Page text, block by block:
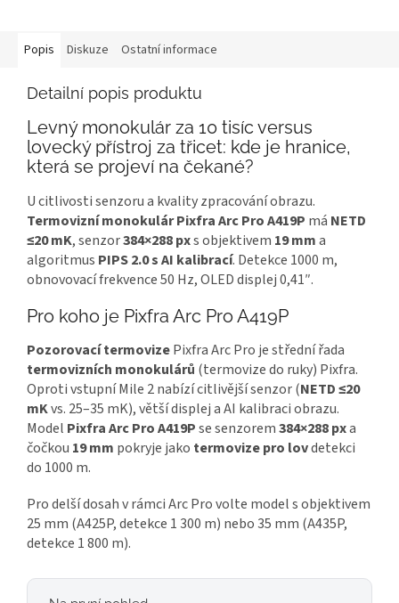
Popis Diskuze Ostatní informace
Detailní popis produktu
Levný monokulár za 10 tisíc versus
lovecký přístroj za třicet: kde je hranice,
která se projeví na čekané?
U citlivosti senzoru a kvality zpracování obrazu.
Termovizní monokulár Pixfra Arc Pro A419P má NETD
≤20 mK, senzor384×288 pxs objektivem 19 mma
algoritmus PIPS 2.0 s AI kalibrací. Detekce 1000 m,
obnovovací frekvence 50 Hz, OLED displej 0,41″.
Pro koho je Pixfra Arc Pro A419P
Pozorovací termovizePixfra Arc Pro je střední řada
termovizních monokulárů (termovize do ruky) Pixfra.
Oproti vstupní Mile 2 nabízí citlivější senzor (NETD ≤20
mKvs. 25–35 mK), větší displej a AI kalibraci obrazu.
Model Pixfra Arc Pro A419Pse senzorem384×288 pxa
čočkou 19 mm pokryje jako termovize pro lovdetekci
do 1000 m.
Pro delší dosah v rámci Arc Pro volte model s objektivem
25 mm (A425P, detekce 1 300 m) nebo 35 mm (A435P,
detekce 1 800 m).